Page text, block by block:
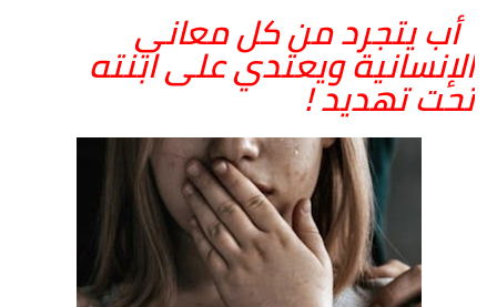
أب يتجرد من كل معاني
الإنسانية ويعتدي على ابنته
تحت تهديد !